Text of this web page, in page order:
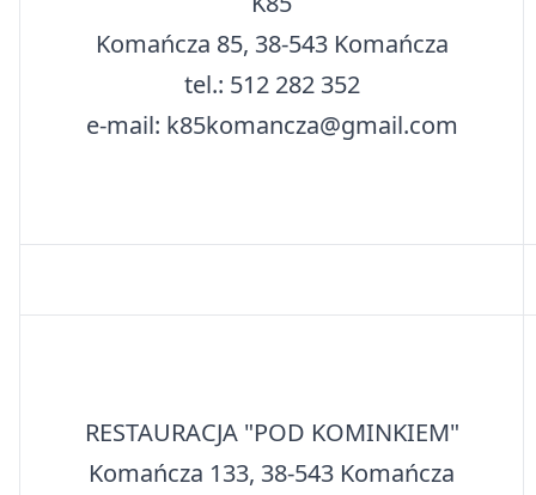
Komańcza 85, 38-543 Komańcza
tel.: 512 282 352
e-mail: k85komancza@gmail.com
RESTAURACJA "POD KOMINKIEM"
Komańcza 133, 38-543 Komańcza